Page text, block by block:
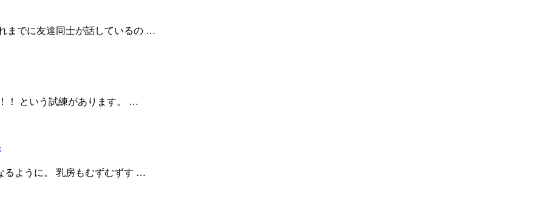
までに友達同士が話しているの …
！ という試練があります。 …
るように。 乳房もむずむずす …